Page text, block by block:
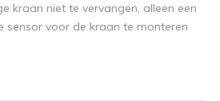
kraan niet te vervangen, alleen een
sensor voor de kraan te monteren